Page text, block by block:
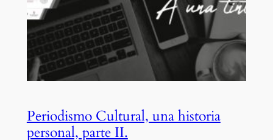
Periodismo Cultural, una historia
personal, parte II.